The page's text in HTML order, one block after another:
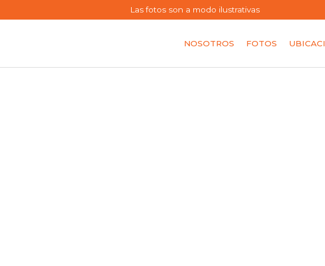
Las fotos son a modo ilustrativas
NOSOTROS FOTOS